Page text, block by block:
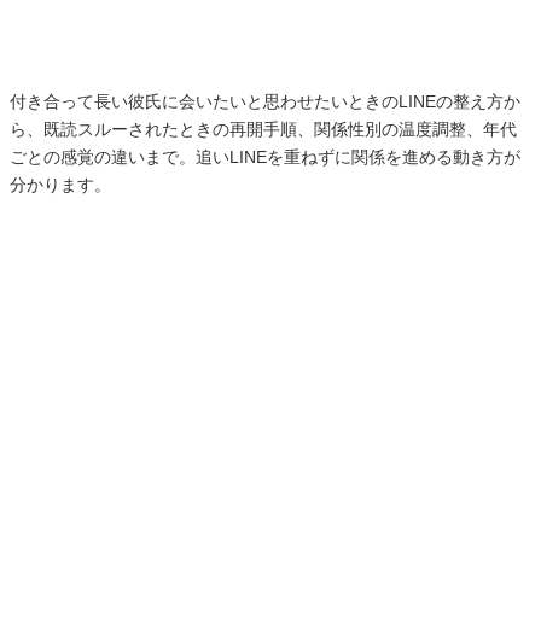
付き合って長い彼氏に会いたいと思わせたいときのLINEの整え方か
ら、既読スルーされたときの再開手順、関係性別の温度調整、年代
ごとの感覚の違いまで。追いLINEを重ねずに関係を進める動き方が
分かります。